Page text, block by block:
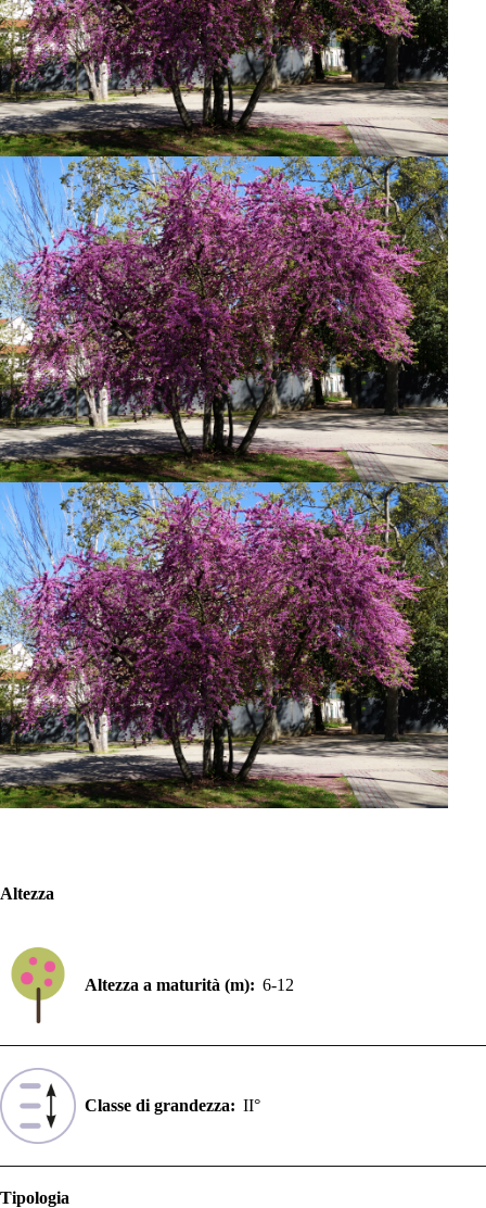
Altezza
Altezza a maturità (m): 6-12
Classe di grandezza: II°
Tipologia